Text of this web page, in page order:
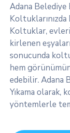
Adana Belediye
Koltuklar,
kirlenen
sonucunda
hem
edebilir. Adana
Yıkama olarak,
yöntemlerle